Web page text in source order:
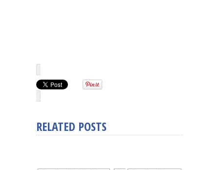
RELATED POSTS